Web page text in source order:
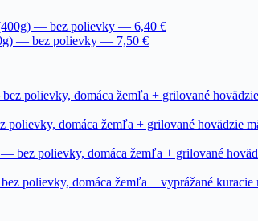
(400g) — bez polievky — 6,40 €
— bez polievky — 7,50 €
polievky, domáca žemľa + grilované
domáca žemľa + grilované hovädzie
polievky, domáca žemľa + grilované
domáca žemľa + vyprážané kuracie